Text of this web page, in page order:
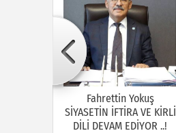
Fahrettin Yokuş
SİYASETİN İFTİRA VE KİRLİ
DİLİ DEVAM EDİYOR ..!